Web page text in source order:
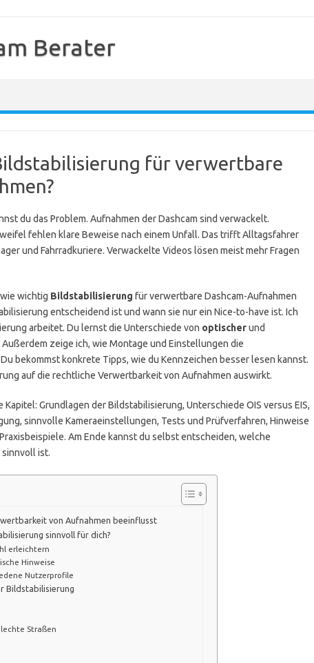
Berater
für verwertbare
du das Problem. Aufnahmen der Dashcam sind verwackelt.
fehlen klare Beweise nach einem Unfall. Das trifft Alltagsfahrer
und Fahrradkuriere. Verwackelte Videos lösen meist mehr Fragen
wichtig Bildstabilisierung für verwertbare Dashcam-Aufnahmen
entscheidend ist und wann sie nur ein Nice-to-have ist. Ich
arbeitet. Du lernst die Unterschiede von optischerund
Außerdem zeige ich, wie Montage und Einstellungen die
bekommst konkrete Tipps, wie du Kennzeichen besser lesen kannst.
auf die rechtliche Verwertbarkeit von Aufnahmen auswirkt.
Grundlagen der Bildstabilisierung, Unterschiede OIS versus EIS,
sinnvolle Kameraeinstellungen, Tests und Prüfverfahren, Hinweise
Am Ende kannst du selbst entscheiden, welche
ist.
von Aufnahmen beeinflusst
sinnvoll für dich?
erleichtern
Hinweise
Nutzerprofile
Bildstabilisierung
Straßen